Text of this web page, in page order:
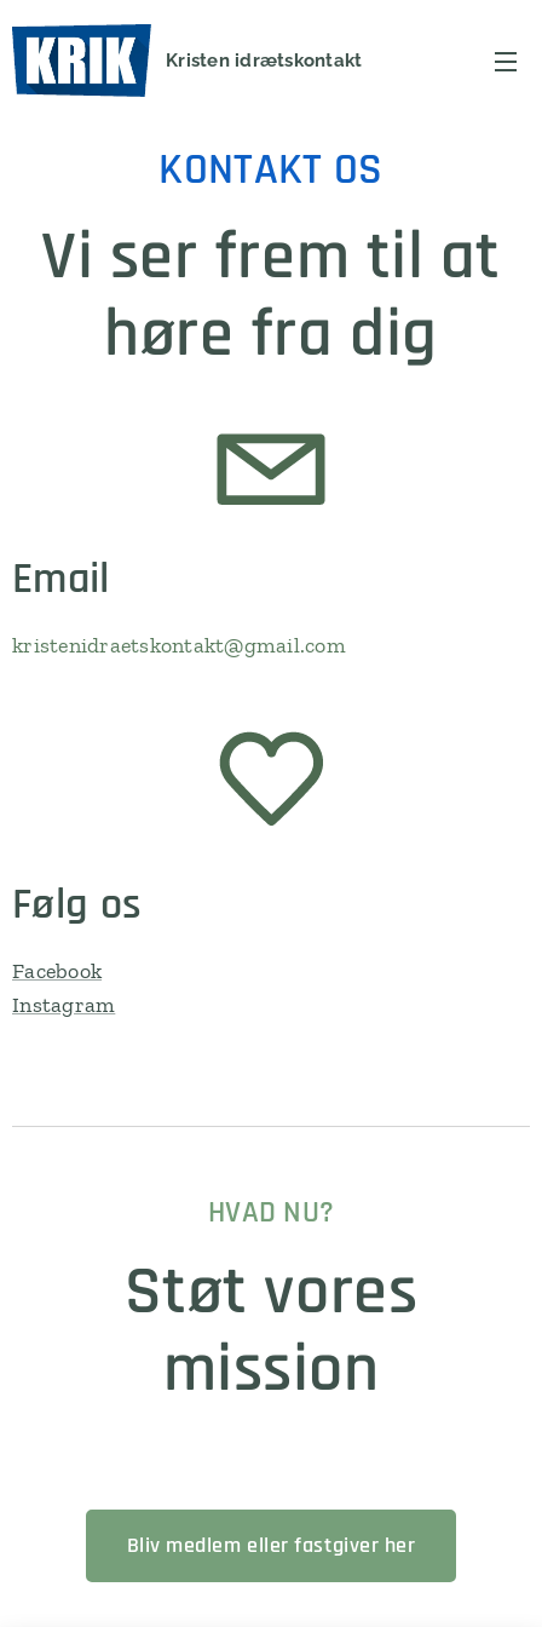
Kristen idrætskontakt
KONTAKT OS
Vi ser frem til at
høre fra dig
Email
kristenidraetskontakt@gmail.com
Følg os
Facebook
Instagram
HVAD NU?
Støt vores
mission
Bliv medlem eller fastgiver her